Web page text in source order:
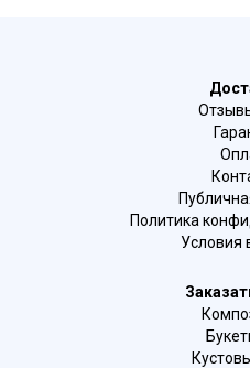
Политика
Условия